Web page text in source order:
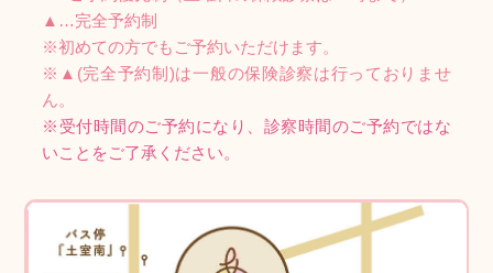
▲…完全予約制
※初めての方でもご予約いただけます。
※▲(完全予約制)は一般の保険診察は行っておりませ
ん。
※受付時間のご予約になり、診察時間のご予約ではな
いことをご了承ください。